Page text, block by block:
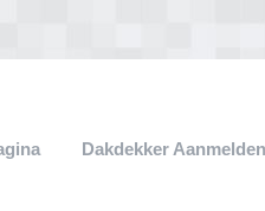
Dakdekker Aanmelden